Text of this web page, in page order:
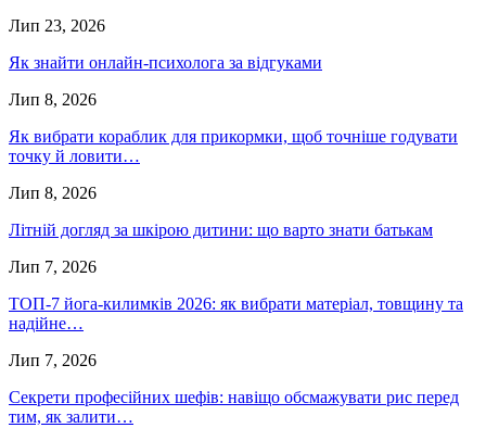
Лип 23, 2026
Як знайти онлайн-психолога за відгуками
Лип 8, 2026
Як вибрати кораблик для прикормки, щоб точніше годувати
точку й ловити…
Лип 8, 2026
Літній догляд за шкірою дитини: що варто знати батькам
Лип 7, 2026
ТОП-7 йога-килимків 2026: як вибрати матеріал, товщину та
надійне…
Лип 7, 2026
Секрети професійних шефів: навіщо обсмажувати рис перед
тим, як залити…